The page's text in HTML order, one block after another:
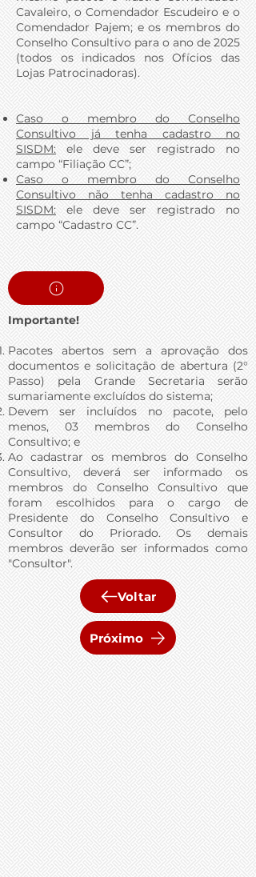
Cavaleiro, o Comendador Escudeiro e o
Comendador Pajem; e os membros do
Conselho Consultivo para o ano de 2025
(todos os indicados nos Ofícios das
Lojas Patrocinadoras).
Caso o membro do Conselho
Consultivo já tenha cadastro no
SISDM:ele deve ser registrado no
campo “Filiação CC”;
Caso o membro do Conselho
Consultivo não tenha cadastro no
SISDM: ele deve ser registrado no
campo “Cadastro CC”.
Importante!
Pacotes abertos sem a aprovação dos
documentos e solicitação de abertura (2°
Passo) pela Grande Secretaria serão
sumariamente excluídos do sistema;
Devem ser incluídos no pacote, pelo
menos, 03 membros do Conselho
Consultivo; e
Ao cadastrar os membros do Conselho
Consultivo, deverá ser informado os
membros do Conselho Consultivo que
foram escolhidos para o cargo de
Presidente do Conselho Consultivo e
Consultor do Priorado. Os demais
membros deverão ser informados como
"Consultor".
Voltar
Próximo